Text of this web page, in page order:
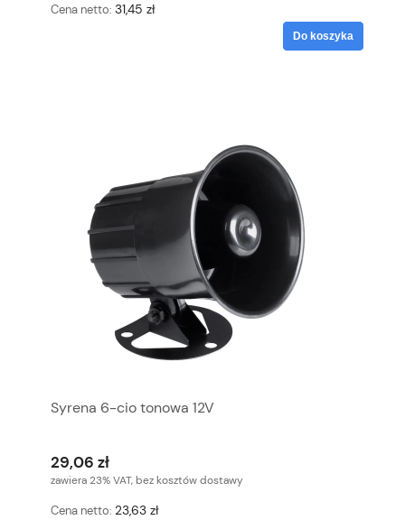
Cena netto: 31,45 zł
Do koszyka
Syrena 6-cio tonowa 12V
29,06 zł
zawiera 23% VAT, bez kosztów dostawy
Cena netto: 23,63 zł